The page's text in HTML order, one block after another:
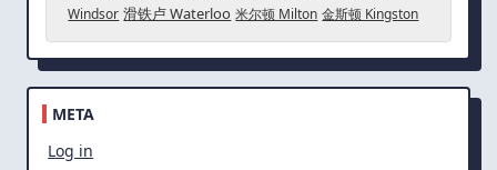
Windsor 滑铁卢 Waterloo 米尔顿 Milton 金斯顿 Kingston
META
Log in